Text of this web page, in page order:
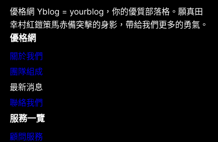
優格網 Yblog = yourblog，你的優質部落格。願真田
幸村紅鎧策馬赤備突擊的身影，帶給我們更多的勇氣。
優格網
關於我們
團隊組成
最新消息
聯絡我們
服務一覽
顧問服務